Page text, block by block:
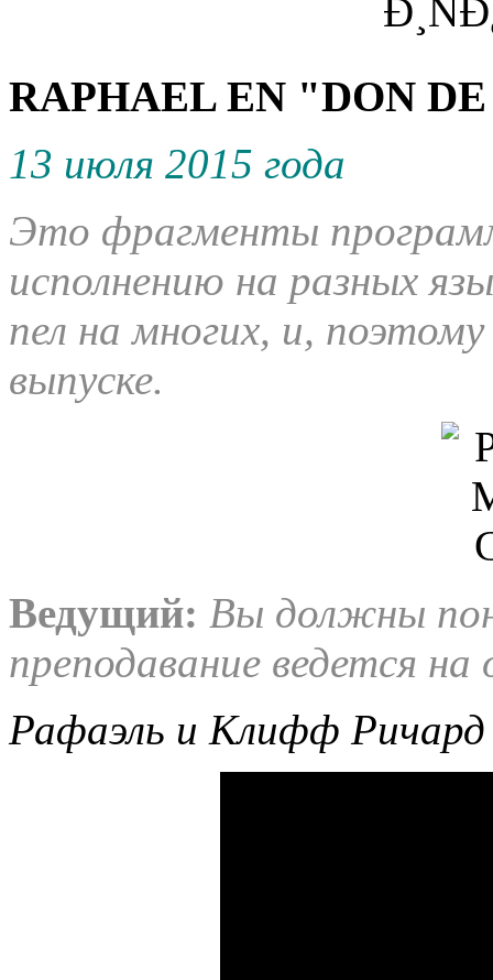
RAPHAEL EN "DON
13 июля 2015 года
Это фрагменты
исполнению на разных
пел на многих, и,
выпуске.
Ведущий: Вы должны
преподавание ведется на
Рафаэль и Клифф